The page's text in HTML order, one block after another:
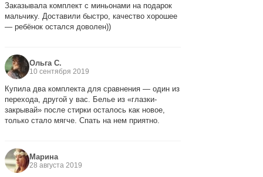
Заказывала комплект с миньонами на подарок
мальчику. Доставили быстро, качество хорошее
— ребёнок остался доволен))
Ольга С.
10 сентября 2019
Купила два комплекта для сравнения — один из
перехода, другой у вас. Белье из «глазки-
закрывай» после стирки осталось как новое,
только стало мягче. Спать на нем приятно.
Марина
28 августа 2019